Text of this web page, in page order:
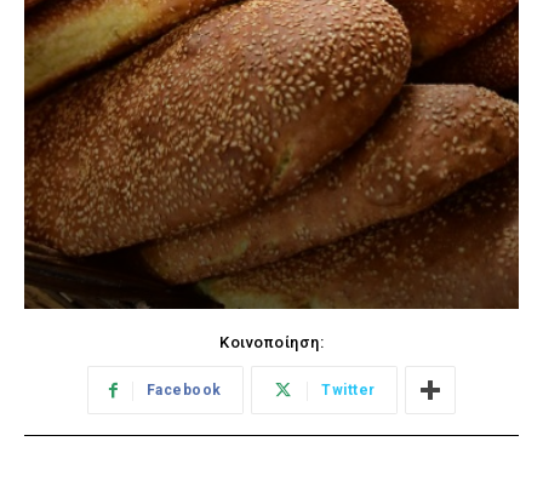
Κοινοποίηση:
Facebook Twitter